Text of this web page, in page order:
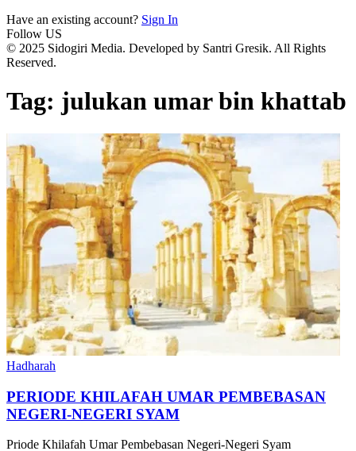
Have an existing account? Sign In
Follow US
© 2025 Sidogiri Media. Developed by Santri Gresik. All Rights
Reserved.
Tag: julukan umar bin khattab
Hadharah
PERIODE KHILAFAH UMAR PEMBEBASAN
NEGERI-NEGERI SYAM
Priode Khilafah Umar Pembebasan Negeri-Negeri Syam